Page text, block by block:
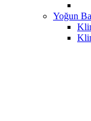
Yoğun